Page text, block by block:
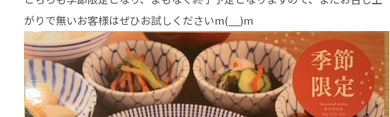
がりで無いお客様はぜひお試しくださいm(__)m